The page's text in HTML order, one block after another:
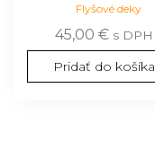
Flyšové deky
45,00 € s DPH
Pridať do košíka